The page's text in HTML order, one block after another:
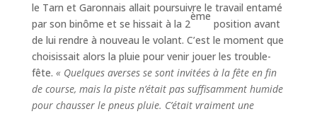
le Tarn et Garonnais allait poursuivre le travail entamé
par son binôme et se hissait à la 2
ème
position avant
de lui rendre à nouveau le volant. C’est le moment que
choisissait alors la pluie pour venir jouer les trouble-
fête. « Quelques averses se sont invitées à la fête en fin
de course, mais la piste n’était pas suffisamment humide
pour chausser le pneus pluie. C’était vraiment une